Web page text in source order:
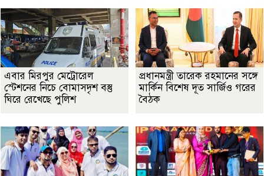
এবার মিরপুর মেট্রোরেল
স্টেশনের নিচে বোমাসদৃশ বস্তু
ঘিরে রেখেছে পুলিশ
প্রধানমন্ত্রী তারেক রহমানের সঙ্গে
মার্কিন বিশেষ দূত সার্জিও গরের
বৈঠক